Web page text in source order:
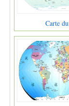
Carte